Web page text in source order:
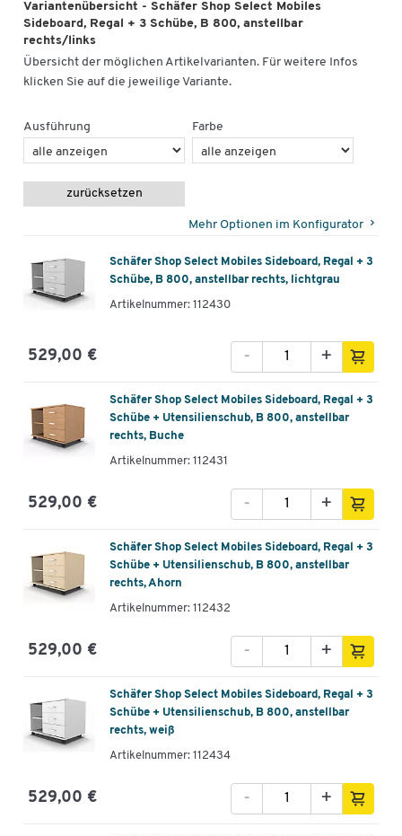
Variantenübersicht - Schäfer Shop Select Mobiles
Sideboard, Regal + 3 Schübe, B 800, anstellbar
rechts/links
Übersicht der möglichen Artikelvarianten. Für weitere Infos
klicken Sie auf die jeweilige Variante.
Ausführung Farbe
zurücksetzen
Mehr Optionen im Konfigurator
Schäfer Shop Select Mobiles Sideboard, Regal + 3
Schübe, B 800, anstellbar rechts, lichtgrau
Artikelnummer: 112430
529,00 € +
-
Schäfer Shop Select Mobiles Sideboard, Regal + 3
Schübe + Utensilienschub, B 800, anstellbar
rechts, Buche
Artikelnummer: 112431
529,00 € +
-
Schäfer Shop Select Mobiles Sideboard, Regal + 3
Schübe + Utensilienschub, B 800, anstellbar
rechts, Ahorn
Artikelnummer: 112432
529,00 € +
-
Schäfer Shop Select Mobiles Sideboard, Regal + 3
Schübe + Utensilienschub, B 800, anstellbar
rechts, weiß
Artikelnummer: 112434
529,00 € +
-